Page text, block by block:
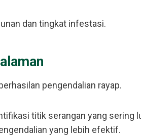
dan tingkat infestasi.
pengendalian rayap.
titik serangan yang sering
yang lebih efektif.